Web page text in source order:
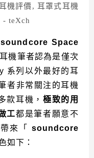
soundcore Space
機筆者認為是僅次
系列以外最好的耳
者非常關注的耳機
款耳機， 極致的用
工都是筆者願意不
來「 soundcore
如下：